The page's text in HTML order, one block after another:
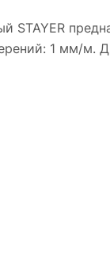
STAYER
1 мм/м.